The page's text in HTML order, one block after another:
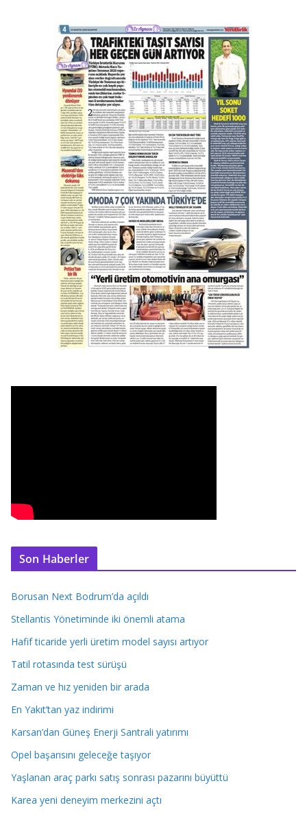
Son Haberler
Borusan Next Bodrum’da açıldı
Stellantis Yönetiminde iki önemli atama
Hafif ticaride yerli üretim model sayısı artıyor
Tatil rotasında test sürüşü
Zaman ve hız yeniden bir arada
En Yakıt’tan yaz indirimi
Karsan’dan Güneş Enerji Santrali yatırımı
Opel başarısını geleceğe taşıyor
Yaşlanan araç parkı satış sonrası pazarını büyüttü
Karea yeni deneyim merkezini açtı